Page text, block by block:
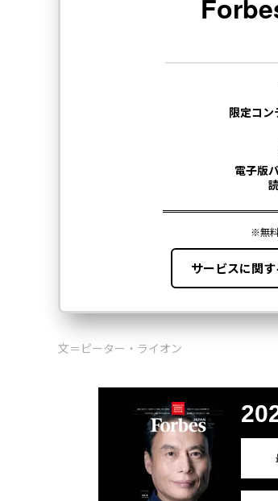
文＝ピーター・ライオン